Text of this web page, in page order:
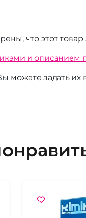
что этот
и описанием
можете задать их